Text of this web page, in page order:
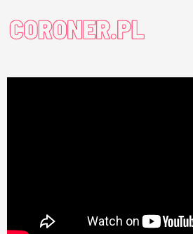
content